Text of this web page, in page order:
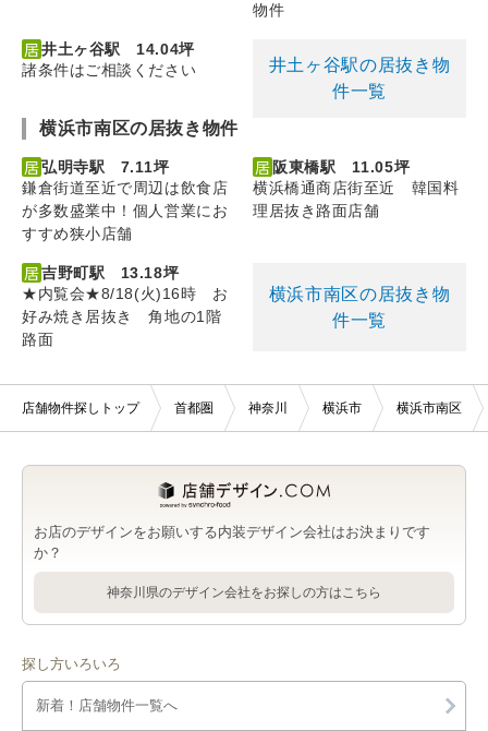
物件
井土ヶ谷駅 14.04坪
諸条件はご相談ください
井土ヶ谷駅の居抜き物
件一覧
横浜市南区の居抜き物件
弘明寺駅 7.11坪
鎌倉街道至近で周辺は飲食店
が多数盛業中！個人営業にお
すすめ狭小店舗
阪東橋駅 11.05坪
横浜橋通商店街至近 韓国料
理居抜き路面店舗
吉野町駅 13.18坪
★内覧会★8/18(火)16時 お
好み焼き居抜き 角地の1階
路面
横浜市南区の居抜き物
件一覧
店舗物件探しトップ 首都圏 神奈川 横浜市 横浜市南区
お店のデザインをお願いする内装デザイン会社はお決まりです
か？
神奈川県のデザイン会社をお探しの方はこちら
探し方いろいろ
新着！店舗物件一覧へ